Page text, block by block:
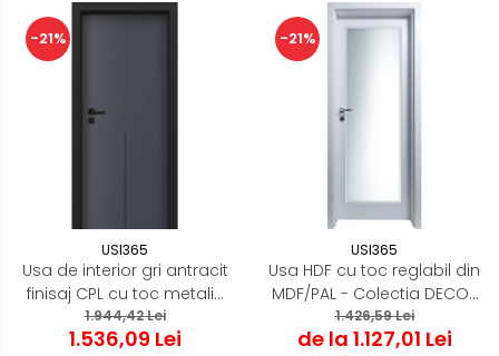
-21%
USI365
Usa de interior gri antracit
finisaj CPL cu toc metalic
negru mat - ORIZONT 3.9
1.944,42 Lei
1.536,09 Lei
-21%
USI365
Usa HDF cu toc reglabil din
MDF/PAL - Colectia DECOR
3.4
1.426,59 Lei
de la 1.127,01 Lei